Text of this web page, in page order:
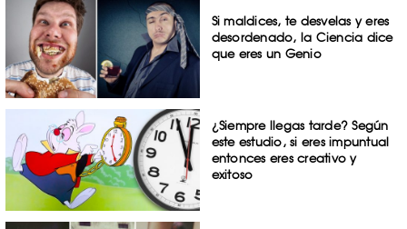
Si maldices, te desvelas y eres
desordenado, la Ciencia dice
que eres un Genio
¿Siempre llegas tarde? Según
este estudio, si eres impuntual
entonces eres creativo y
exitoso